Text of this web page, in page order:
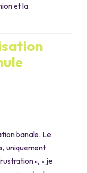
et la
banale. Le
uniquement
», « je